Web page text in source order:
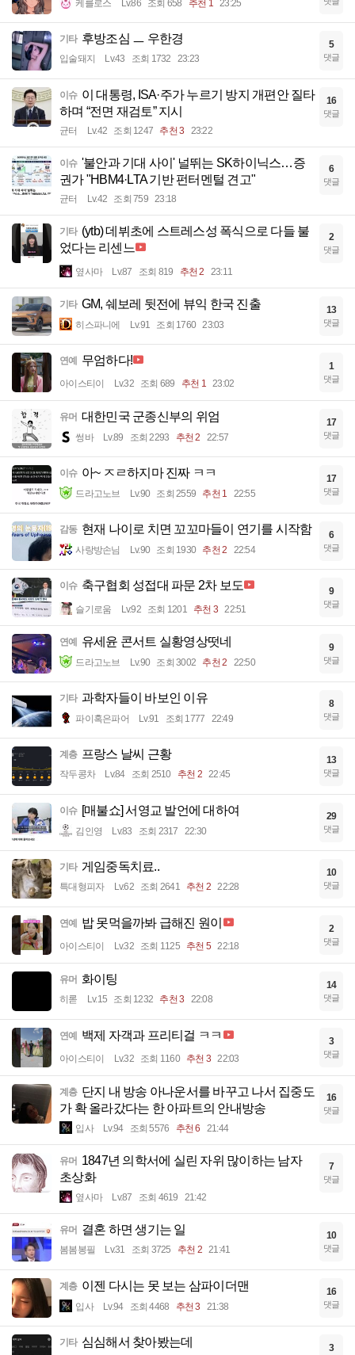
케를로스 Lv.86 조회 658 추천 1 23:25
기타 후방조심 ㅡ 우한경
입술돼지 Lv.43 조회 1732 23:23
5
댓글
이슈 이 대통령, ISA·주가 누르기 방지 개편안 질타
하며 “전면 재검토” 지시
균터 Lv.42 조회 1247 추천 3 23:22
16
댓글
이슈 '불안과 기대 사이' 널뛰는 SK하이닉스…증
권가 "HBM4·LTA 기반 펀터멘털 견고"
균터 Lv.42 조회 759 23:18
6
댓글
기타 (ytb) 데뷔초에 스트레스성 폭식으로 다들 불
었다는 리센느
옆사마 Lv.87 조회 819 추천 2 23:11
2
댓글
기타 GM, 쉐보레 뒷전에 뷰익 한국 진출
히스파니에 Lv.91 조회 1760 23:03
13
댓글
연예 무엄하다!
아이스티이 Lv.32 조회 689 추천 1 23:02
1
댓글
유머 대한민국 군종신부의 위엄
썽바 Lv.89 조회 2293 추천 2 22:57
17
댓글
이슈 아~ ㅈㄹ하지마 진짜 ㅋㅋ
드라고노브 Lv.90 조회 2559 추천 1 22:55
17
댓글
감동 현재 나이로 치면 꼬꼬마들이 연기를 시작함
사랑방손님 Lv.90 조회 1930 추천 2 22:54
6
댓글
이슈 축구협회 성접대 파문 2차 보도
슬기로움 Lv.92 조회 1201 추천 3 22:51
9
댓글
연예 유세윤 콘서트 실황영상떳네
드라고노브 Lv.90 조회 3002 추천 2 22:50
9
댓글
기타 과학자들이 바보인 이유
파이혹은파어 Lv.91 조회 1777 22:49
8
댓글
계층 프랑스 날씨 근황
작두콩차 Lv.84 조회 2510 추천 2 22:45
13
댓글
이슈 [매불쇼] 서영교 발언에 대하여
김인영 Lv.83 조회 2317 22:30
29
댓글
기타 게임중독치료..
특대형피자 Lv.62 조회 2641 추천 2 22:28
10
댓글
연예 밥 못먹을까봐 급해진 원이
아이스티이 Lv.32 조회 1125 추천 5 22:18
2
댓글
유머 화이팅
히롣 Lv.15 조회 1232 추천 3 22:08
14
댓글
연예 백제 자객과 프리티걸 ㅋㅋ
아이스티이 Lv.32 조회 1160 추천 3 22:03
3
댓글
계층 단지 내 방송 아나운서를 바꾸고 나서 집중도
가 확 올라갔다는 한 아파트의 안내방송
입사 Lv.94 조회 5576 추천 6 21:44
16
댓글
유머 1847년 의학서에 실린 자위 많이하는 남자
초상화
옆사마 Lv.87 조회 4619 21:42
7
댓글
유머 결혼 하면 생기는 일
봄봄봉필 Lv.31 조회 3725 추천 2 21:41
10
댓글
계층 이젠 다시는 못 보는 삼파이더맨
입사 Lv.94 조회 4468 추천 3 21:38
16
댓글
기타 심심해서 찾아봤는데 3